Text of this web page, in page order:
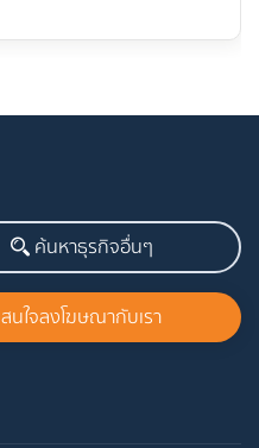
ค้นหาธุรกิจอื่นๆ
สนใจลงโฆษณากับเรา